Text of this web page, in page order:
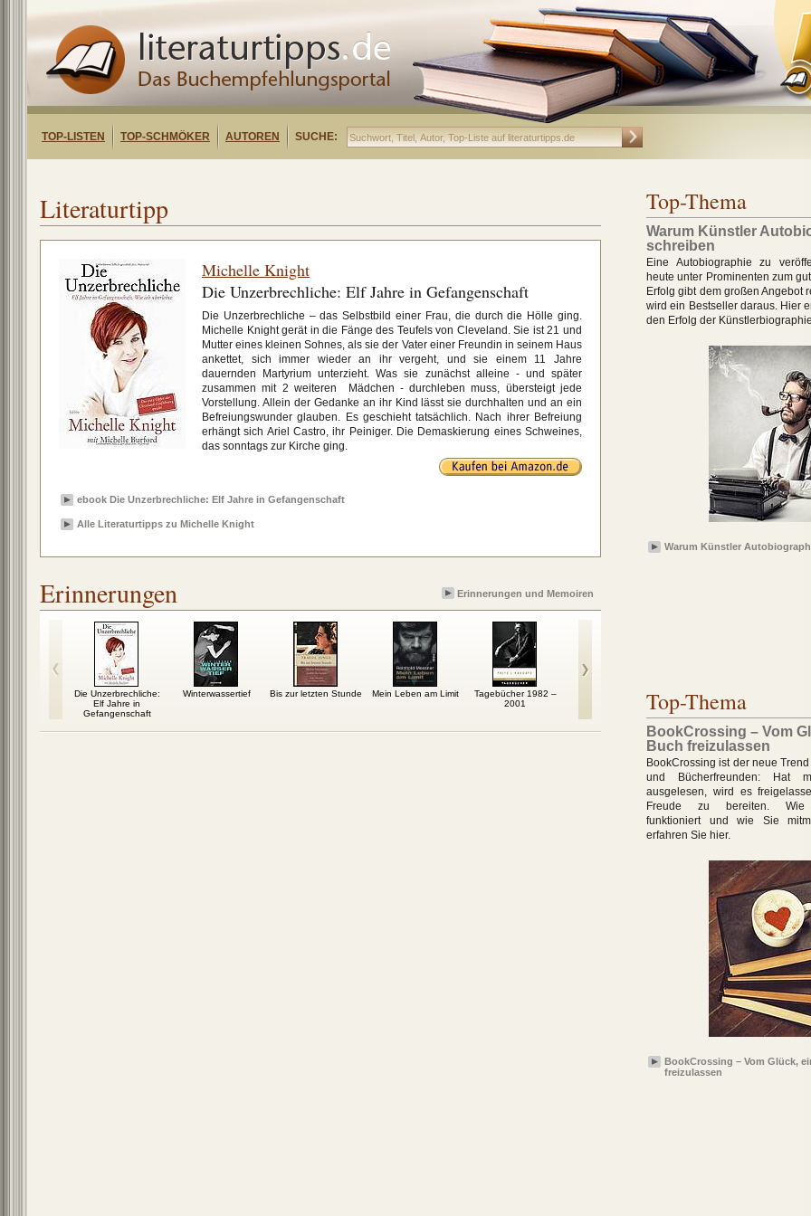
TOP-LISTEN TOP-SCHMÖKER AUTOREN SUCHE:
Literaturtipp
Michelle Knight
Die Unzerbrechliche: Elf Jahre in Gefangenschaft
Die Unzerbrechliche – das Selbstbild einer Frau, die durch die Hölle ging.
Michelle Knight gerät in die Fänge des Teufels von Cleveland. Sie ist 21 und
Mutter eines kleinen Sohnes, als sie der Vater einer Freundin in seinem Haus
ankettet, sich immer wieder an ihr vergeht, und sie einem 11 Jahre
dauernden Martyrium unterzieht. Was sie zunächst alleine - und später
zusammen mit 2 weiteren Mädchen - durchleben muss, übersteigt jede
Vorstellung. Allein der Gedanke an ihr Kind lässt sie durchhalten und an ein
Befreiungswunder glauben. Es geschieht tatsächlich. Nach ihrer Befreiung
erhängt sich Ariel Castro, ihr Peiniger. Die Demaskierung eines Schweines,
das sonntags zur Kirche ging.
ebook Die Unzerbrechliche: Elf Jahre in Gefangenschaft
Alle Literaturtipps zu Michelle Knight
Erinnerungen Erinnerungen und Memoiren
Die Unzerbrechliche:
Elf Jahre in
Gefangenschaft
Winterwassertief Bis zur letzten Stunde Mein Leben am Limit
Tagebücher 1982 –
2001
Gespräche über ein
Leben mit John F.
In einem anderen
Land
Top-Thema
Warum Künstler
schreiben
Eine Autobiographie zu
heute unter Prominenten zum
Erfolg gibt dem großen Angebot
wird ein Bestseller daraus. Hier
den Erfolg der
Warum Künstler
Top-Thema
BookCrossing – Vom
Buch freizulassen
BookCrossing ist der neue
und Bücherfreunden: Hat
ausgelesen, wird es
Freude zu bereiten. Wie
funktioniert und wie Sie
erfahren Sie hier.
BookCrossing – Vom Glück,
freizulassen